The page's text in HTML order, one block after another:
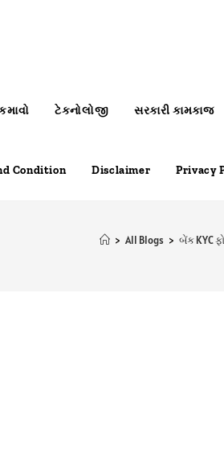
ટેકનોલોજી સરકારી કામકાજ
Condition Disclaimer Privacy
> All Blogs > બેંક KYC